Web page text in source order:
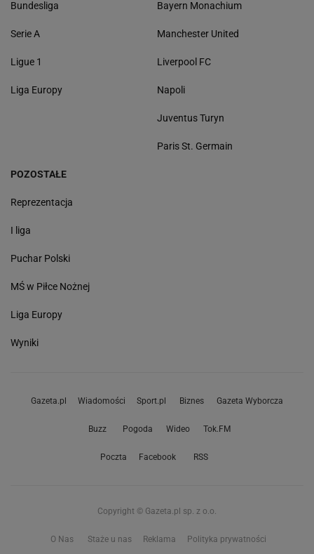
Bundesliga
Serie A
Ligue 1
Liga Europy
Bayern Monachium
Manchester United
Liverpool FC
Napoli
Juventus Turyn
Paris St. Germain
POZOSTAŁE
Reprezentacja
I liga
Puchar Polski
MŚ w Piłce Nożnej
Liga Europy
Wyniki
Gazeta.pl Wiadomości Sport.pl Biznes Gazeta Wyborcza
Buzz Pogoda Wideo Tok.FM
Poczta Facebook RSS
Copyright © Gazeta.pl sp. z o.o.
O Nas Staże u nas Reklama Polityka prywatności